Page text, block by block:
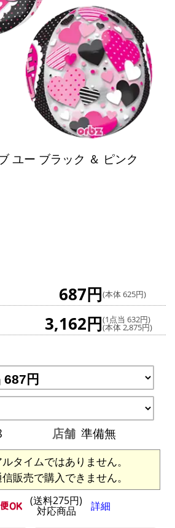
ユー ブラック ＆ ピンク
687円(本体 625円)
3,162円(1点当 632円)
(本体 2,875円)
店舗 準備無
タイムではありません。
販売で購入できません。
(送料275円)
対応商品 詳細